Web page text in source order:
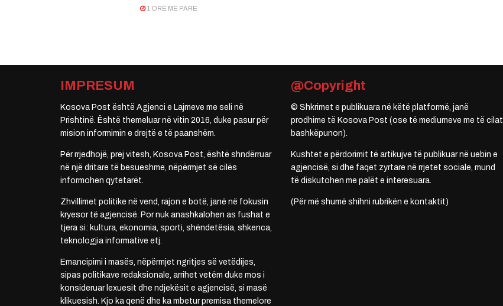
1 ORË MË PARË
IMPRESUM
Kosova Post është Agjenci e Lajmeve me seli në
Prishtinë. Është themeluar në vitin 2016, duke pasur për
mision informimin e drejtë e të paanshëm.
Për rrjedhojë, prej vitesh, Kosova Post, është shndërruar
në një dritare të besueshme, nëpërmjet së cilës
informohen qytetarët.
Zhvillimet politike në vend, rajon e botë, janë në fokusin
kryesor të agjencisë. Por nuk anashkalohen as fushat e
tjera si: kultura, ekonomia, sporti, shëndetësia, shkenca,
teknologjia informative etj.
Emancipimi i masës, nëpërmjet ngritjes së vetëdijes,
sipas politikave redaksionale, arrihet vetëm duke mos i
konsideruar lexuesit dhe ndjekësit e agjencisë, si masë
klikuesish. Kjo ka qenë dhe ka mbetur premisa themelore
@Copyright
© Shkrimet e publikuara në këtë platformë, janë
prodhime të Kosova Post (ose të mediumeve me të cilat
bashkëpunon).
Kushtet e përdorimit të artikujve të publikuar në uebin e
agjencisë, si dhe faqet zyrtare në rrjetet sociale, mund
të diskutohen me palët e interesuara.
(Për më shumë shihni rubrikën e kontaktit)